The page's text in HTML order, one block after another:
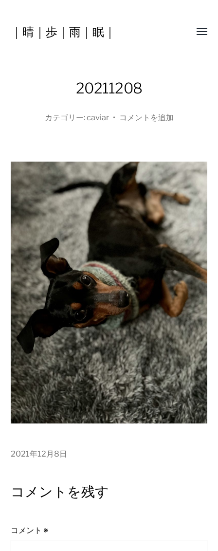
｜晴｜歩｜雨｜眠｜
20211208
カテゴリー:caviar • コメントを追加
2021年12月8日
コメントを残す
コメント ※